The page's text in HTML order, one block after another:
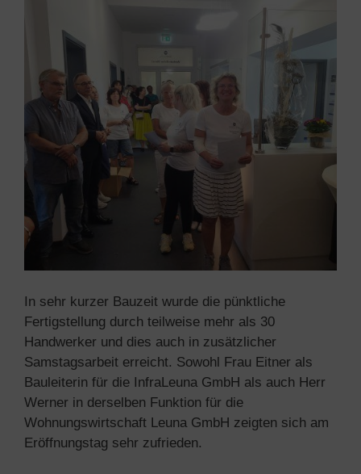
In sehr kurzer Bauzeit wurde die pünktliche
Fertigstellung durch teilweise mehr als 30
Handwerker und dies auch in zusätzlicher
Samstagsarbeit erreicht. Sowohl Frau Eitner als
Bauleiterin für die InfraLeuna GmbH als auch Herr
Werner in derselben Funktion für die
Wohnungswirtschaft Leuna GmbH zeigten sich am
Eröffnungstag sehr zufrieden.